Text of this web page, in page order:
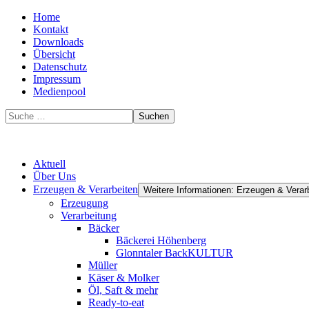
Home
Kontakt
Downloads
Übersicht
Datenschutz
Impressum
Medienpool
Suchen
Aktuell
Über Uns
Erzeugen & Verarbeiten Weitere Informationen: Erzeugen &
Erzeugung
Verarbeitung
Bäcker
Bäckerei Höhenberg
Glonntaler BackKULTUR
Müller
Käser & Molker
Öl, Saft & mehr
Ready-to-eat